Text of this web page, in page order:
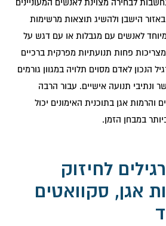
לבחירה מצוינת לאנשים המעוניינים
הישבן ולהשיג תוצאות מרשימות
לאנשים עם מגבלות או עם דגש על
מצריכות פחות תנועתיות מפרקית ברכיים
הנכון לאדם מסוים תלויה במגוון גורמים
ונתיבי תנועה אישיים. עבור הרבה
והרמות אגן בתוכנית האימונים יכול
במבחן הזמן.
לחיזוק
אגן, סקוואטים